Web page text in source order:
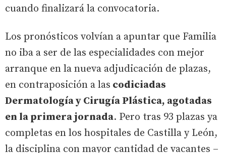
cuando finalizará la convocatoria.
Los pronósticos volvían a apuntar que Familia
no iba a ser de las especialidades con mejor
arranque en la nueva adjudicación de plazas,
en contraposición a las codiciadas
Dermatología y Cirugía Plástica, agotadas
en la primera jornada. Pero tras 93 plazas ya
completas en los hospitales de Castilla y León,
la disciplina con mayor cantidad de vacantes –